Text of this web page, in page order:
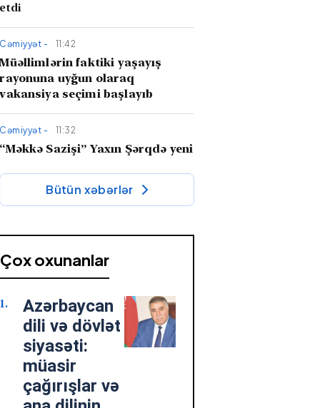
etdi
Cəmiyyət - 11:42
Müəllimlərin faktiki yaşayış
rayonuna uyğun olaraq
vakansiya seçimi başlayıb
Cəmiyyət - 11:32
“Məkkə Sazişi” Yaxın Şərqdə yeni
narahatdır?
"Qaçaq Süleyman" romanı tarixi-
kimi
Cəmiyyət - 10:34
Fazil Mustafadan hadisə kimi
MÜSAHİBƏ: “Onlar səadəti
Mehdinin zühurunda axtarır”
Cəmiyyət - 07 Avqust 2026 18:45
Bütün xəbərlər
Çox oxunanlar
Azərbaycan
dili və dövlət
siyasəti:
müasir
çağırışlar və